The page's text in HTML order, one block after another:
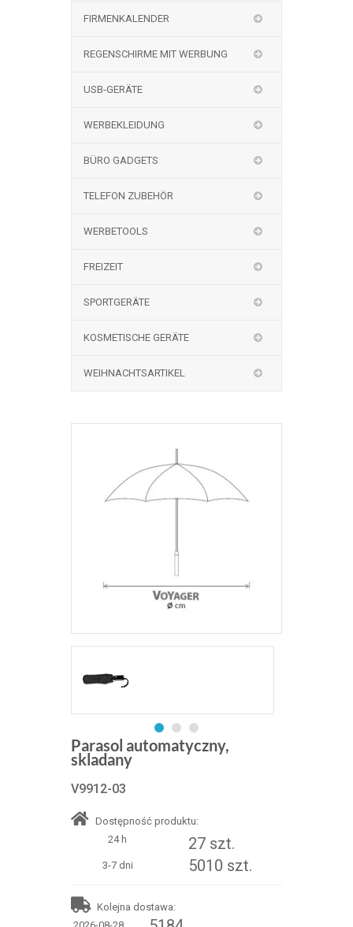
FIRMENKALENDER
REGENSCHIRME MIT WERBUNG
USB-GERÄTE
WERBEKLEIDUNG
BÜRO GADGETS
TELEFON ZUBEHÖR
WERBETOOLS
FREIZEIT
SPORTGERÄTE
KOSMETISCHE GERÄTE
WEIHNACHTSARTIKEL
Parasol automatyczny,
skladany
V9912-03
Dostępność produktu:
24 h
27 szt.
3-7 dni 5010 szt.
Kolejna dostawa: